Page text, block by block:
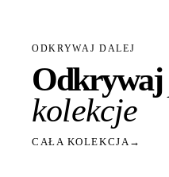
ODKRYWAJ DALEJ
Odkrywaj
kolekcje
CAŁA KOLEKCJA→